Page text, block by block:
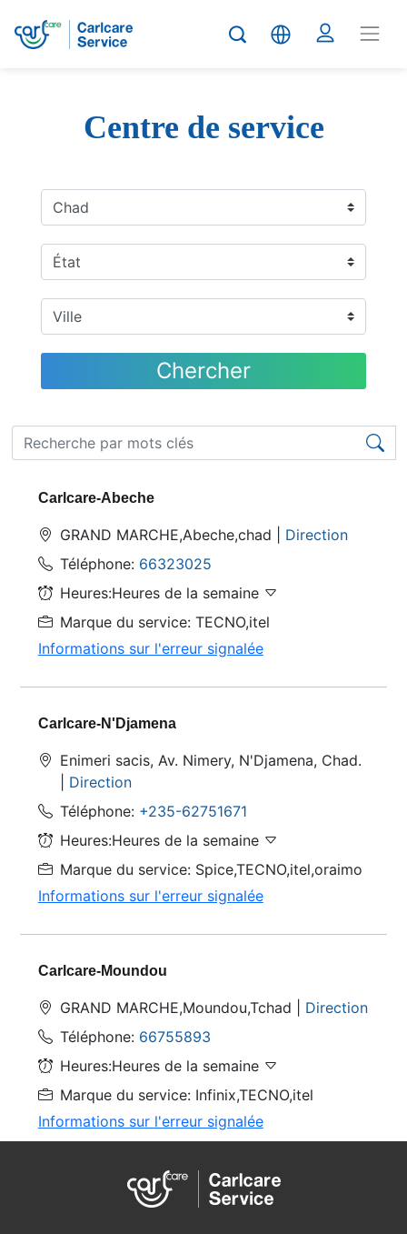
Centre de service
Chercher
Carlcare-Abeche
GRAND MARCHE,Abeche,chad | Direction
Téléphone: 66323025
Heures:Heures de la semaine
Marque du service: TECNO,itel
Informations sur l'erreur signalée
Carlcare-N'Djamena
Enimeri sacis, Av. Nimery, N'Djamena, Chad.
Direction
Téléphone: +235-62751671
Heures:Heures de la semaine
Marque du service: Spice,TECNO,itel,oraimo
Informations sur l'erreur signalée
Carlcare-Moundou
GRAND MARCHE,Moundou,Tchad | Direction
Téléphone: 66755893
Heures:Heures de la semaine
Marque du service: Infinix,TECNO,itel
Informations sur l'erreur signalée
ASC002-N'DJAMENA(Ent Ben Bourma)